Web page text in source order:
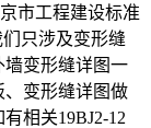
市工程建设标准
只涉及变形缝
墙变形缝详图一
、变形缝详图做
相关19BJ2-12